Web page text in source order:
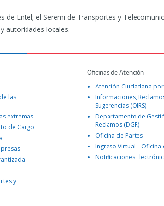
Entel; el Seremi de Transportes y
autoridades locales.
las
extremas
de Cargo
y
Oficinas de Atención
Atención Ciudadana
Informaciones,
Sugerencias (OIRS)
Departamento de
Reclamos (DGR)
Oficina de Partes
Ingreso Virtual – Oficina
Notificaciones